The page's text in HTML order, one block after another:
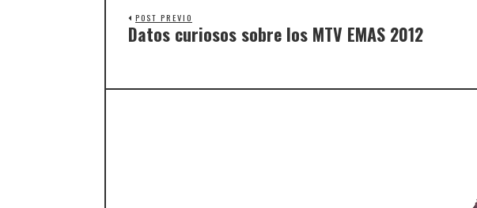
POST PREVIO
Datos curiosos sobre los MTV EMAS 2012